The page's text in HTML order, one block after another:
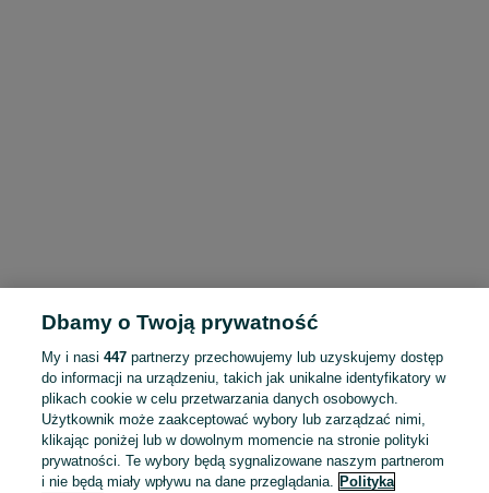
Dbamy o Twoją prywatność
My i nasi447 partnerzy przechowujemy lub uzyskujemy dostęp
do informacji na urządzeniu, takich jak unikalne identyfikatory w
plikach cookie w celu przetwarzania danych osobowych.
Użytkownik może zaakceptować wybory lub zarządzać nimi,
klikając poniżej lub w dowolnym momencie na stronie polityki
prywatności. Te wybory będą sygnalizowane naszym partnerom
i nie będą miały wpływu na dane przeglądania. Polityka